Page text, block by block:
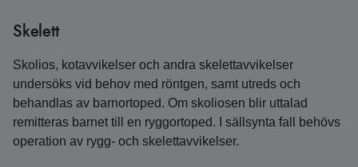
Skelett
Skolios, kotavvikelser och andra skelettavvikelser
undersöks vid behov med röntgen, samt utreds och
behandlas av barnortoped. Om skoliosen blir uttalad
remitteras barnet till en ryggortoped. I sällsynta fall behövs
operation av rygg- och skelettavvikelser.